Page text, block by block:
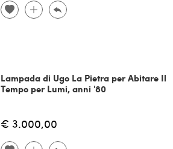
Lampada di Ugo La Pietra per Abitare Il
Tempo per Lumi, anni '80
€ 3.000,00